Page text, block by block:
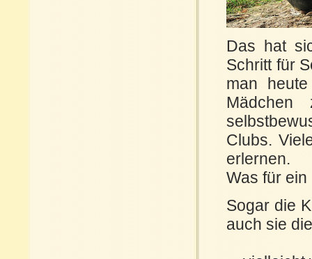
Das hat
Schritt für
man
Clubs.
erlernen.
Was für ein
Sogar die
auch sie